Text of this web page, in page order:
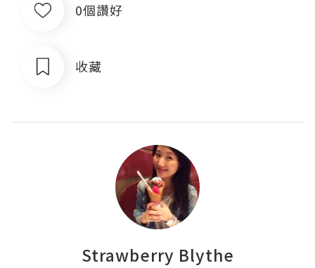
0個讚好
收藏
Strawberry Blythe